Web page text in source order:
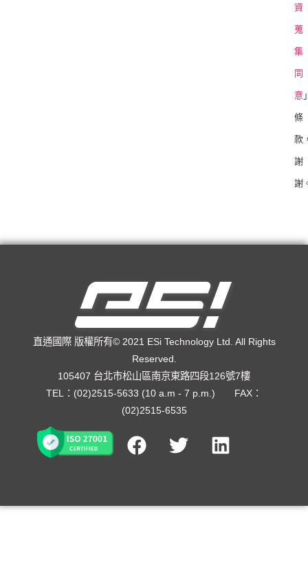
資
蒐
集
同
意
條
款
謝
謝
直通國際 版權所有© 2021 ESi Technology Ltd. All Rights
Reserved.
105407 台北市松山區南京東路四段126號7樓
TEL：(02)2515-5633 (10 a.m - 7 p.m.) FAX：
(02)2515-6535